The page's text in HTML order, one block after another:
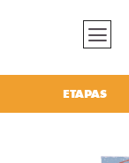
ETAPAS